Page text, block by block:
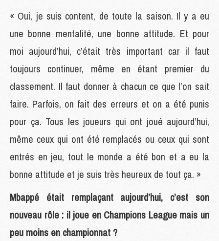
« Oui, je suis content, de toute la saison. Il y a eu
une bonne mentalité, une bonne attitude. Et pour
moi aujourd’hui, c’était très important car il faut
toujours continuer, même en étant premier du
classement. Il faut donner à chacun ce que l’on sait
faire. Parfois, on fait des erreurs et on a été punis
pour ça. Tous les joueurs qui ont joué aujourd’hui,
même ceux qui ont été remplacés ou ceux qui sont
entrés en jeu, tout le monde a été bon et a eu la
bonne attitude et je suis très heureux de tout ça. »
Mbappé était remplaçant aujourd’hui, c’est son
nouveau rôle : il joue en Champions League mais un
peu moins en championnat ?